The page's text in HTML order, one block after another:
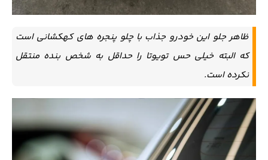
ظاهر جلو این خودرو جذاب با چلو پنجره های کهکشانی است
که البته خیلی حس تویوتا را حداقل به شخص بنده منتقل
نکرده است.